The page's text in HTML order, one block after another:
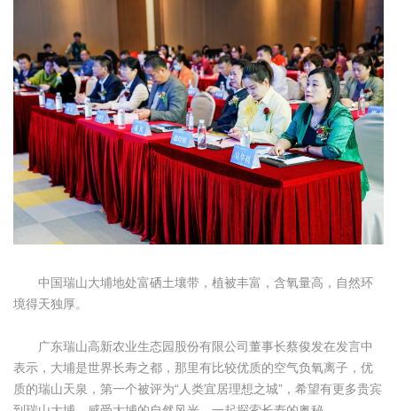
中国瑞山大埔地处富硒土壤带，植被丰富，含氧量高，自然环
境得天独厚。
广东瑞山高新农业生态园股份有限公司董事长蔡俊发在发言中
表示，大埔是世界长寿之都，那里有比较优质的空气负氧离子，优
质的瑞山天泉，第一个被评为“人类宜居理想之城”，希望有更多贵宾